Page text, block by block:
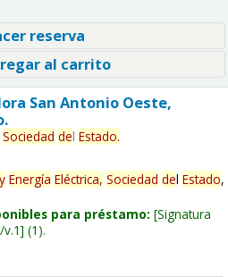
reserva
al carrito
San Antonio Oeste,
Sociedad del Estado.
y Energía Eléctrica, Sociedad del Estado,
para préstamo: Signatura
v.1 (1).